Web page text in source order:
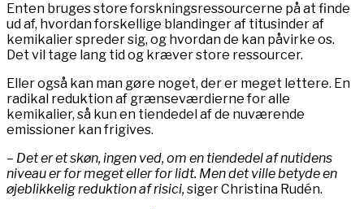
Enten bruges store forskningsressourcerne på at finde
ud af, hvordan forskellige blandinger af titusinder af
kemikalier spreder sig, og hvordan de kan påvirke os.
Det vil tage lang tid og kræver store ressourcer.
Eller også kan man gøre noget, der er meget lettere. En
radikal reduktion af grænseværdierne for alle
kemikalier, så kun en tiendedel af de nuværende
emissioner kan frigives.
– Det er et skøn, ingen ved, om en tiendedel af nutidens
niveau er for meget eller for lidt. Men det ville betyde en
øjeblikkelig reduktion af risici,siger Christina Rudén.